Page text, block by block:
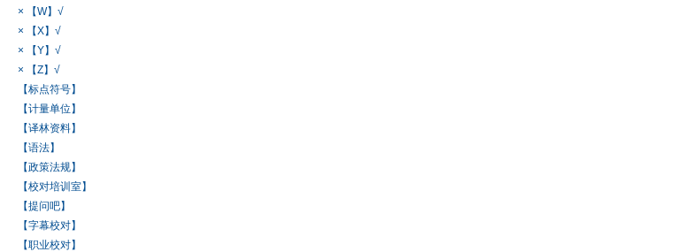
× 【W】√
× 【X】√
× 【Y】√
× 【Z】√
【标点符号】
【计量单位】
【译林资料】
【语法】
【政策法规】
【校对培训室】
【提问吧】
【字幕校对】
【职业校对】